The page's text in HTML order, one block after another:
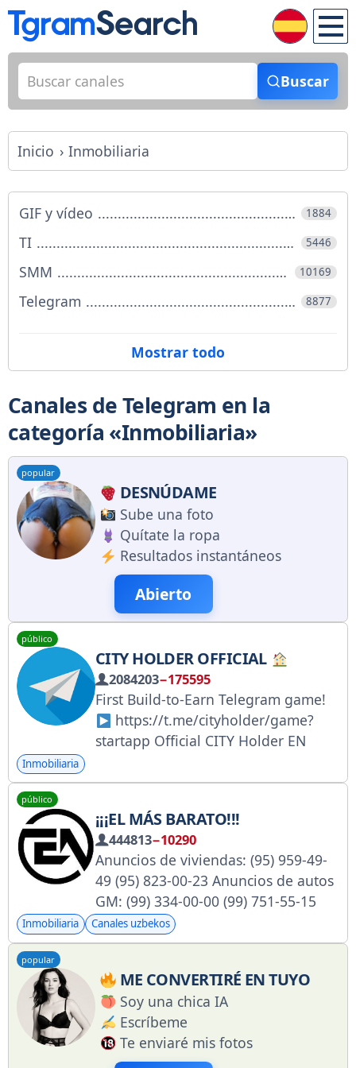
Buscar
Inicio Inmobiliaria
GIF y vídeo 1884
TI 5446
SMM 10169
Telegram 8877
Canales de Telegram en la
categoría «Inmobiliaria»
popular
DESNÚDAME
Sube una foto
Quítate la ropa
Resultados instantáneos
Abierto
público
CITY HOLDER OFFICIAL
2084203−175595
First Build-to-Earn Telegram game!
https://t.me/cityholder/game?
startapp Official CITY Holder EN
https://t.me/CITY_Holder_Communit
https://www.youtube.com/@cityhold
er http://x.com/City_Holder
Inmobiliaria
público
¡¡¡EL MÁS BARATO!!!
444813−10290
Anuncios de viviendas: (95) 959-49-
49 (95) 823-00-23 Anuncios de autos
GM: (99) 334-00-00 (99) 751-55-15
Anuncios de autos extranjeros: (93)
535-33-53 Anuncios de camiones:
@ENG_ARZONI_SOLD
Inmobiliaria Canales uzbekos
popular
ME CONVERTIRÉ EN TUYO
Soy una chica IA
Escríbeme
Te enviaré mis fotos